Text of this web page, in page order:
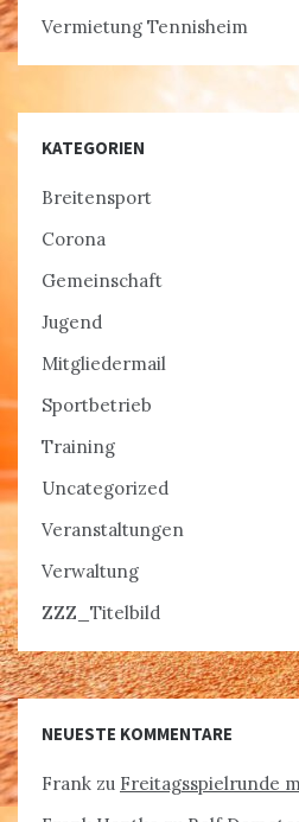
Vermietung Tennisheim
KATEGORIEN
Breitensport
Corona
Gemeinschaft
Jugend
Mitgliedermail
Sportbetrieb
Training
Uncategorized
Veranstaltungen
Verwaltung
ZZZ_Titelbild
NEUESTE KOMMENTARE
Frank zu Freitagsspielrunde